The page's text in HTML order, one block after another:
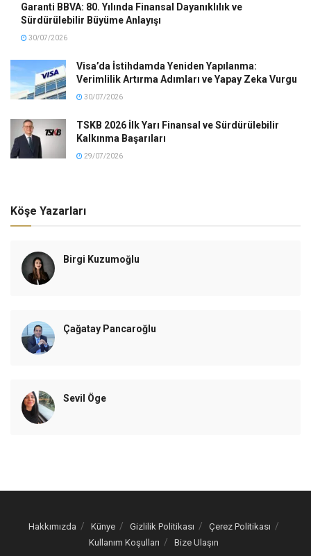
Garanti BBVA: 80. Yılında Finansal Dayanıklılık ve
Sürdürülebilir Büyüme Anlayışı
30/07/2026
Visa’da İstihdamda Yeniden Yapılanma:
Verimlilik Artırma Adımları ve Yapay Zeka Vurgu
30/07/2026
TSKB 2026 İlk Yarı Finansal ve Sürdürülebilir
Kalkınma Başarıları
29/07/2026
Köşe Yazarları
Birgi Kuzumoğlu
Çağatay Pancaroğlu
Sevil Öge
Hakkımızda Künye Gizlilik Politikası
Çerez Politikası
Kullanım Koşulları
Bize Ulaşın